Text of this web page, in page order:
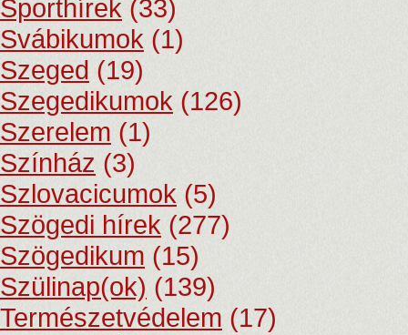
Sporthírek (33)
Svábikumok (1)
Szeged (19)
Szegedikumok (126)
Szerelem (1)
Színház (3)
Szlovacicumok (5)
Szögedi hírek (277)
Szögedikum (15)
Szülinap(ok) (139)
Természetvédelem (17)